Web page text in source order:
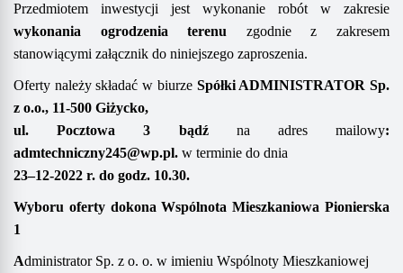
Przedmiotem inwestycji jest wykonanie robót w zakresie
wykonania ogrodzenia
terenu zgodnie zzakresem
stanowiącymi załącznik do niniejszego zaproszenia.
Oferty należy składaćw biurze Spółki ADMINISTRATORSp.
z o.o., 11-500 Giżycko,
ul. Pocztowa 3 bądźna adres mailowy:
admtechniczny245@wp.pl. w terminie do dnia
23–12-2022 r. do godz. 10.30.
Wyboru oferty dokonaWspólnota MieszkaniowaPionierska
1
Administrator Sp. z o. o. w imieniu Wspólnoty Mieszkaniowej